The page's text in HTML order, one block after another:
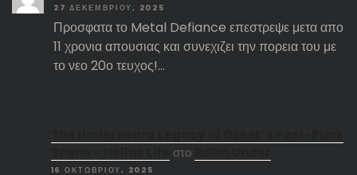
27 ΔΕΚΕΜΒΡΊΟΥ, 2025
Προσφατα το Metal Defiance επεστρεψε μετα απο
11 χρονια απουσιας και συνεχιζει την πορεια του με
το νεο 20ο τευχος!…
στο
16 ΟΚΤΩΒΡΊΟΥ, 2025